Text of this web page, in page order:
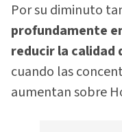
Por su diminuto
profundamente
reducir la calidad
cuando las
aumentan sobre